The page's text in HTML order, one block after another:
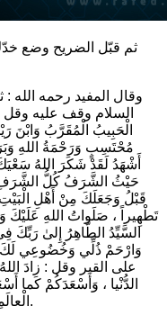
ثم قبّل الضريح وضع
وقال المفيد رحمه
السلام وقف عليه وقل
الْحَبِيبُ الْمُقَرَّبُ وَابْنَ
مُحْتَسِبٍ وَرَحْمَةُ اللهِ
أَشْهَدُ لَقَدْ شَكَرَ اللهُ سَعْيَكَ
حَيْثُ الشَّرَفُ كُلُّ الشَّرَفِ
قَبْلُ وَجَعَلَكَ مِنْ أَهْلِ
تَطْهِيراً ، صَلَواتُ اللهِ عَلَيْكَ
السَّيِّدُ الطَّاهِرُ إِلىٰ رَبِّكَ
وَارْحَمْ ذُلِّي وَخُضُوعِي لَكَ
على القبر وقل : زادَ
الدُّنْيا ، وَأَسْعَدَكُمْ كَما
الْعالَمِينَ ، وَالسَّلامُ عَلَيْكُمْ وَرَحْمَةُ اللهِ وَبَرَكاتُه.